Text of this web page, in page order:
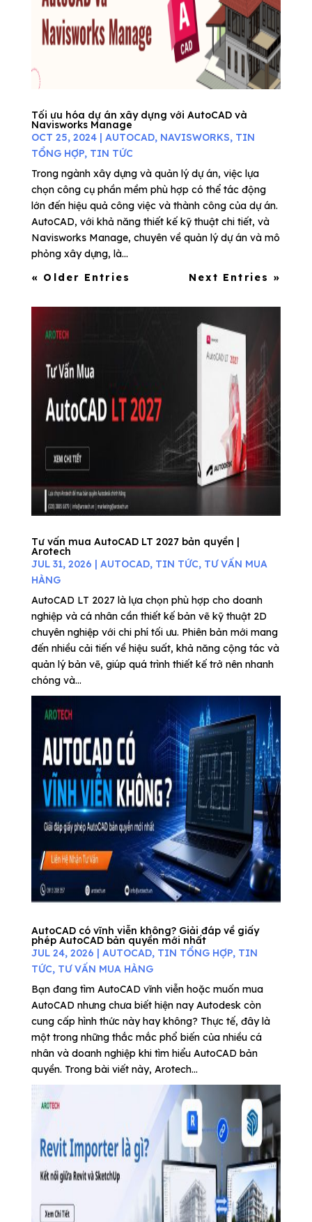
Tối ưu hóa dự án xây dựng với AutoCAD và
Navisworks Manage
OCT 25, 2024| AUTOCAD, NAVISWORKS, TIN
TỔNG HỢP, TIN TỨC
Trong ngành xây dựng và quản lý dự án, việc lựa
chọn công cụ phần mềm phù hợp có thể tác động
lớn đến hiệu quả công việc và thành công của dự án.
AutoCAD, với khả năng thiết kế kỹ thuật chi tiết, và
Navisworks Manage, chuyên về quản lý dự án và mô
phỏng xây dựng, là...
« Older Entries
Next Entries »
Tư vấn mua AutoCAD LT 2027 bản quyền |
Arotech
JUL 31, 2026 | AUTOCAD, TIN TỨC, TƯ VẤN MUA
HÀNG
AutoCAD LT 2027 là lựa chọn phù hợp cho doanh
nghiệp và cá nhân cần thiết kế bản vẽ kỹ thuật 2D
chuyên nghiệp với chi phí tối ưu. Phiên bản mới mang
đến nhiều cải tiến về hiệu suất, khả năng cộng tác và
quản lý bản vẽ, giúp quá trình thiết kế trở nên nhanh
chóng và...
AutoCAD có vĩnh viễn không? Giải đáp về giấy
phép AutoCAD bản quyền mới nhất
JUL 24, 2026 | AUTOCAD, TIN TỔNG HỢP, TIN
TỨC, TƯ VẤN MUA HÀNG
Bạn đang tìm AutoCAD vĩnh viễn hoặc muốn mua
AutoCAD nhưng chưa biết hiện nay Autodesk còn
cung cấp hình thức này hay không? Thực tế, đây là
một trong những thắc mắc phổ biến của nhiều cá
nhân và doanh nghiệp khi tìm hiểu AutoCAD bản
quyền. Trong bài viết này, Arotech...